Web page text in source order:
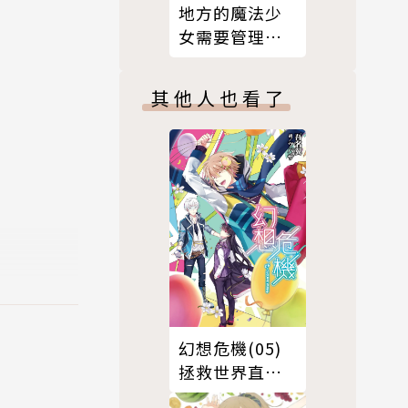
第三回
。能夠
地方的魔法少
女需要管理員
其他人也看了
幻想危機(05)
拯救世界直播
中